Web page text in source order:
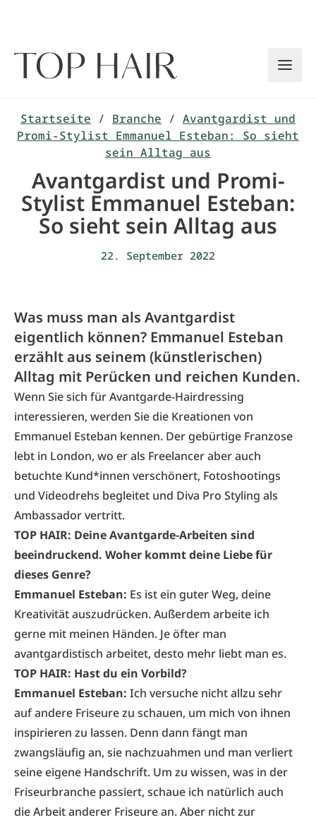
Startseite / Branche / Avantgardist und
Promi-Stylist Emmanuel Esteban: So sieht
sein Alltag aus
Avantgardist und Promi-
Stylist Emmanuel Esteban:
So sieht sein Alltag aus
22. September 2022
Was muss man als Avantgardist
eigentlich können? Emmanuel Esteban
erzählt aus seinem (künstlerischen)
Alltag mit Perücken und reichen Kunden.
Wenn Sie sich für Avantgarde-Hairdressing
interessieren, werden Sie die Kreationen von
Emmanuel Esteban kennen. Der gebürtige Franzose
lebt in London, wo er als Freelancer aber auch
betuchte Kund*innen verschönert, Fotoshootings
und Videodrehs begleitet und Diva Pro Styling als
Ambassador vertritt.
TOP HAIR: Deine Avantgarde-Arbeiten sind
beeindruckend. Woher kommt deine Liebe für
dieses Genre?
Emmanuel Esteban: Es ist ein guter Weg, deine
Kreativität auszudrücken. Außerdem arbeite ich
gerne mit meinen Händen. Je öfter man
avantgardistisch arbeitet, desto mehr liebt man es.
TOP HAIR: Hast du ein Vorbild?
Emmanuel Esteban: Ich versuche nicht allzu sehr
auf andere Friseure zu schauen, um mich von ihnen
inspirieren zu lassen. Denn dann fängt man
zwangsläufig an, sie nachzuahmen und man verliert
seine eigene Handschrift. Um zu wissen, was in der
Friseurbranche passiert, schaue ich natürlich auch
die Arbeit anderer Friseure an. Aber nicht zur